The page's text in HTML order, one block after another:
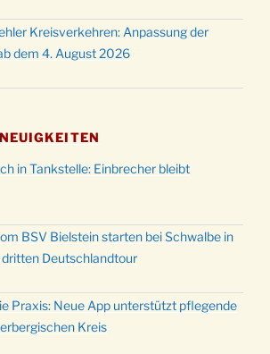
Kreisverkehren: Anpassung der
dem 4. August 2026
in Tankstelle: Einbrecher bleibt
BSV Bielstein starten bei Schwalbe in
dritten Deutschlandtour
Praxis: Neue App unterstützt pflegende
Kreis